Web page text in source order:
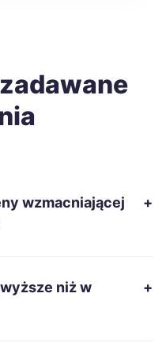
483 zł
486 zł
wzmacniającej
+
niż w
+